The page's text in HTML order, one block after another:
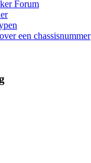
Forum
een chassisnummer